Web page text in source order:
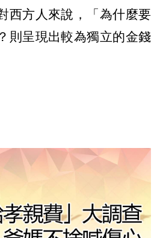
西方人來說，「為什麼要
則呈現出較為獨立的金錢